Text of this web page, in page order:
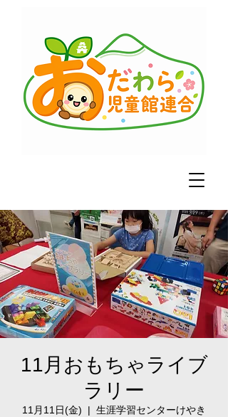
11月おもちゃライブ
ラリー
11月11日(金)
  |
生涯学習センターけやき